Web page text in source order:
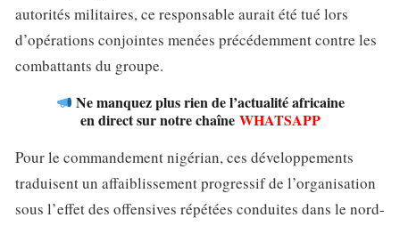
autorités militaires, ce responsable aurait été tué lors
d’opérations conjointes menées précédemment contre les
combattants du groupe.
Ne manquez plus rien de l’actualité africaine
en direct sur notre chaîne WHATSAPP
Pour le commandement nigérian, ces développements
traduisent un affaiblissement progressif de l’organisation
sous l’effet des offensives répétées conduites dans le nord-